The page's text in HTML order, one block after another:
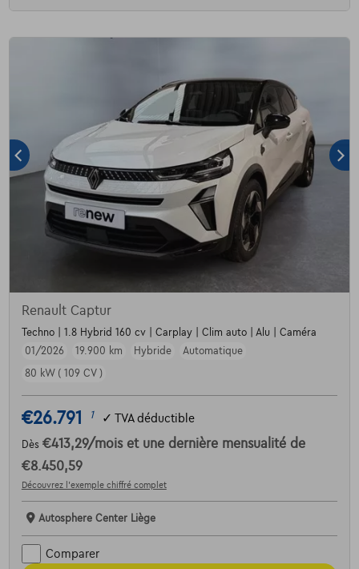
Renault Captur
Techno | 1.8 Hybrid 160 cv | Carplay | Clim auto | Alu | Caméra
01/2026
19.900 km Hybride
Automatique
80 kW ( 109 CV )
€26.791 1 ✓ TVA déductible
Dès €413,29/mois et une dernière mensualité de
€8.450,59
Découvrez l’exemple chiffré complet
Autosphere Center Liège
Comparer